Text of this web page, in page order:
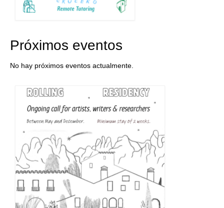
Próximos eventos
No hay próximos eventos actualmente.